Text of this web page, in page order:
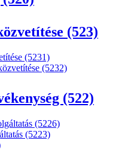
(523)
(5231)
(5232)
(522)
(5226)
(5223)